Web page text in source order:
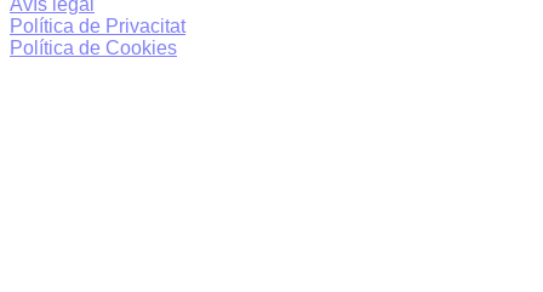
Avís legal
Política de Privacitat
Política de Cookies